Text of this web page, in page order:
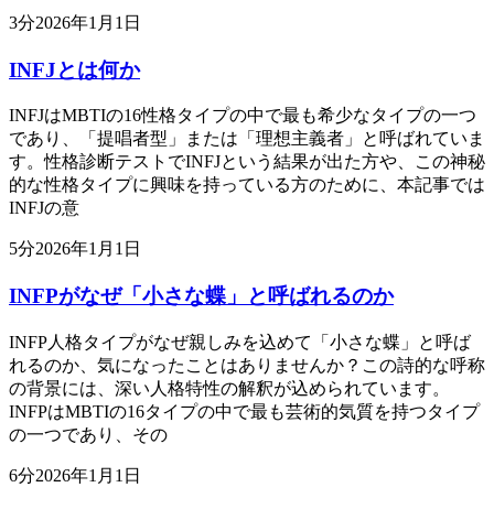
3分2026年1月1日
INFJとは何か
INFJはMBTIの16性格タイプの中で最も希少なタイプの一つ
であり、「提唱者型」または「理想主義者」と呼ばれていま
す。性格診断テストでINFJという結果が出た方や、この神秘
的な性格タイプに興味を持っている方のために、本記事では
INFJの意
5分2026年1月1日
INFPがなぜ「小さな蝶」と呼ばれるのか
INFP人格タイプがなぜ親しみを込めて「小さな蝶」と呼ば
れるのか、気になったことはありませんか？この詩的な呼称
の背景には、深い人格特性の解釈が込められています。
INFPはMBTIの16タイプの中で最も芸術的気質を持つタイプ
の一つであり、その
6分2026年1月1日